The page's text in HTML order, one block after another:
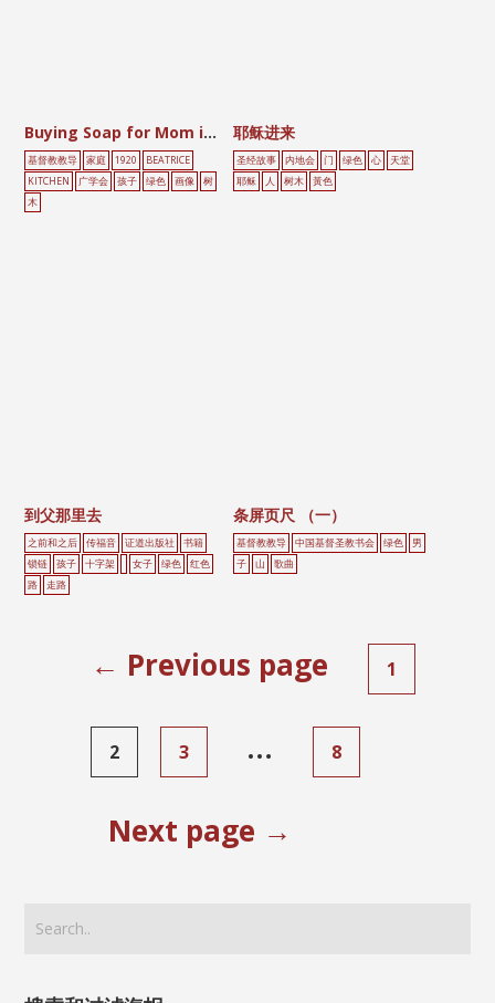
Buying Soap for Mom in the Rain
基督教教导 家庭 1920
BEATRICE
KITCHEN
广学会 孩子 绿色 画像
树
木
耶稣进来
圣经故事 内地会 门 绿色 心
天堂
耶稣
人 树木 黃色
到父那里去
之前和之后 传福音 证道出版社
书籍
锁链
孩子 十字架 女子 绿色
红色
路
走路
条屏页尺 （一）
基督教教导 中国基督圣教书会 绿色
男
子
山 歌曲
← Previous page 1
2 3 … 8
Next page →